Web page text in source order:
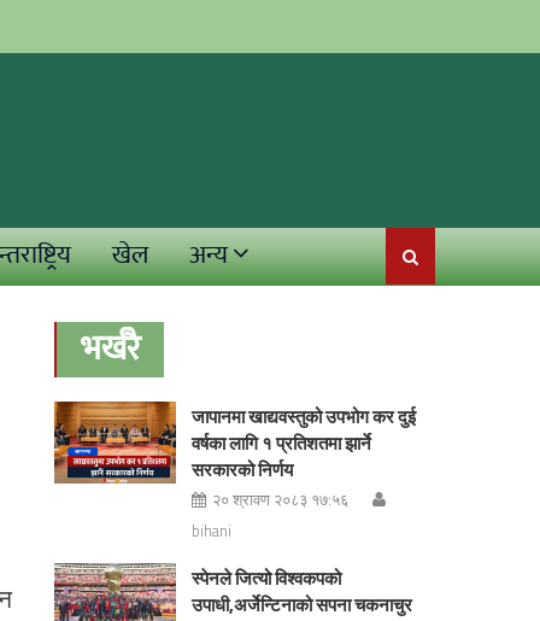
खेल अन्य
भर्खरै
जापानमा खाद्यवस्तुको उपभोग कर दुई
वर्षका लागि १ प्रतिशतमा झार्ने
सरकारको निर्णय
२० श्रावण २०८३ १७:५६
bihani
स्पेनले जित्यो विश्वकपको
उपाधी,अर्जेन्टिनाको सपना चकनाचुर